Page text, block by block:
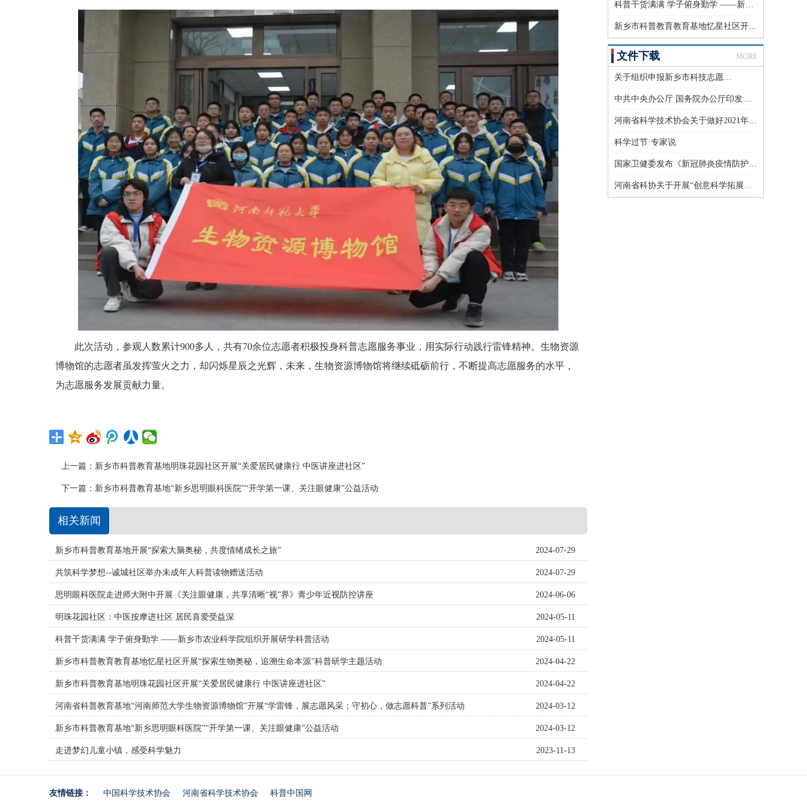
科普干货满满 学子俯身勤学 ——新乡市农业科学院组织开展研学科普活动
新乡市科普教育教育基地忆星社区开展“探索生物奥秘，追溯生命本源”科普研学主题活动
文件下载 MORE
关于组织申报新乡市科技志愿服务试点建设的通知
中共中央办公厅 国务院办公厅印发《关于新时代进一步加强科学技术普及工作的意见》
河南省科学技术协会关于做好2021年度科普项目结项验收工作的通知
科学过节·专家说
国家卫健委发布《新冠肺炎疫情防护指导手册》
河南省科协关于开展“创意科学拓展计划” 科学实验器材公益捐赠活动的通知
此次活动，参观人数累计900多人，共有70余位志愿者积极投身科普志愿服务事业，用实际行动践行雷锋精神。生物资源
博物馆的志愿者虽发挥萤火之力，却闪烁星辰之光辉，未来，生物资源博物馆将继续砥砺前行，不断提高志愿服务的水平，
为志愿服务发展贡献力量。
上一篇： 新乡市科普教育基地明珠花园社区开展“关爱居民健康行 中医讲座进社区”
下一篇： 新乡市科普教育基地“新乡思明眼科医院”“开学第一课、关注眼健康”公益活动
相关新闻
新乡市科普教育基地开展“探索大脑奥秘，共度情绪成长之旅” 2024-07-29
共筑科学梦想--诚城社区举办未成年人科普读物赠送活动 2024-07-29
思明眼科医院走进师大附中开展《关注眼健康，共享清晰“视”界》青少年近视防控讲座 2024-06-06
明珠花园社区：中医按摩进社区 居民喜爱受益深 2024-05-11
科普干货满满 学子俯身勤学 ——新乡市农业科学院组织开展研学科普活动 2024-05-11
新乡市科普教育教育基地忆星社区开展“探索生物奥秘，追溯生命本源”科普研学主题活动 2024-04-22
新乡市科普教育基地明珠花园社区开展“关爱居民健康行 中医讲座进社区” 2024-04-22
河南省科普教育基地“河南师范大学生物资源博物馆”开展“学雷锋，展志愿风采；守初心，做志愿科普”系列活动 2024-03-12
新乡市科普教育基地“新乡思明眼科医院”“开学第一课、关注眼健康”公益活动 2024-03-12
走进梦幻儿童小镇，感受科学魅力 2023-11-13
友情链接： 中国科学技术协会 河南省科学技术协会 科普中国网